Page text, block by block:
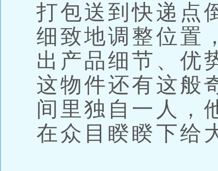
打包送到快递点
细致地调整位置
出产品细节、优
这物件还有这般
间里独自一人，
在众目睽睽下给